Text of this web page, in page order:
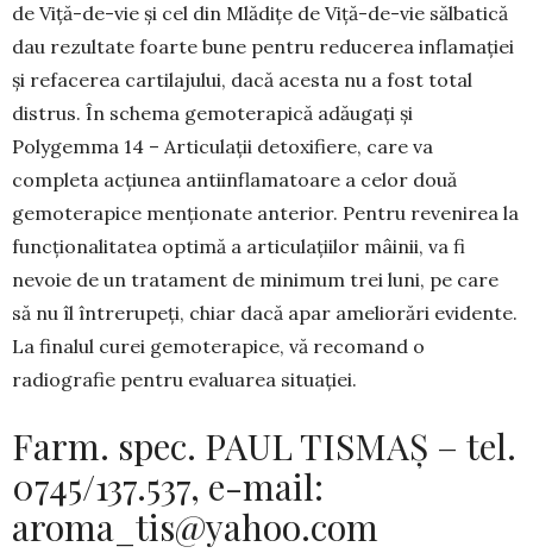
de Viță-de-vie și cel din Mlădițe de Viță-de-vie sălbatică
dau rezultate foarte bune pentru reducerea inflamației
și refacerea cartilajului, dacă acesta nu a fost total
distrus. În schema gemotera­pică adăugați și
Polygemma 14 – Articulații detoxifiere, care va
completa acțiunea antiinfla­matoare a celor două
gemoterapice menționate anterior. Pentru revenirea la
funcționalitatea optimă a articulațiilor mâinii, va fi
nevoie de un tratament de minimum trei luni, pe care
să nu îl întrerupeți, chiar dacă apar ameliorări evidente.
La finalul curei gemoterapice, vă recomand o
radiografie pentru evaluarea situației.
Farm. spec. PAUL TISMAȘ – tel.
0745/137.537, e-mail:
aroma_tis@yahoo.com